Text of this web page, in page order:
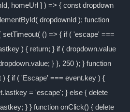
homeUrl ] ) => { const dropdown
dropdownId ); function
setTimeout( () => { if ( 'escape' ===
) { return; } if ( dropdown.value
} }, 250 ); } function
) { if ( 'Escape' === event.key ) {
= 'escape'; } else { delete
} } function onClick() { delete